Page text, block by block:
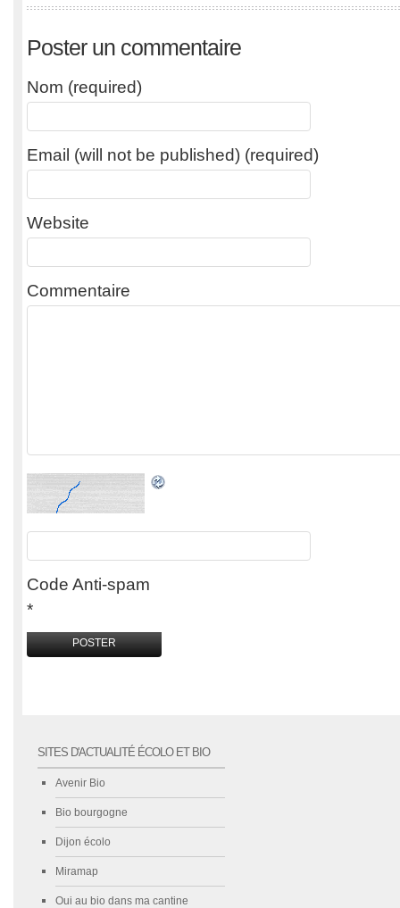
Poster un commentaire
Nom (required)
Email (will not be published) (required)
Website
Commentaire
Code Anti-spam
*
SITES D'ACTUALITÉ ÉCOLO ET BIO
Avenir Bio
Bio bourgogne
Dijon écolo
Miramap
Oui au bio dans ma cantine